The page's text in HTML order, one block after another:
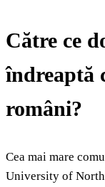
Către ce
îndreaptă
români?
Cea mai mare
University of